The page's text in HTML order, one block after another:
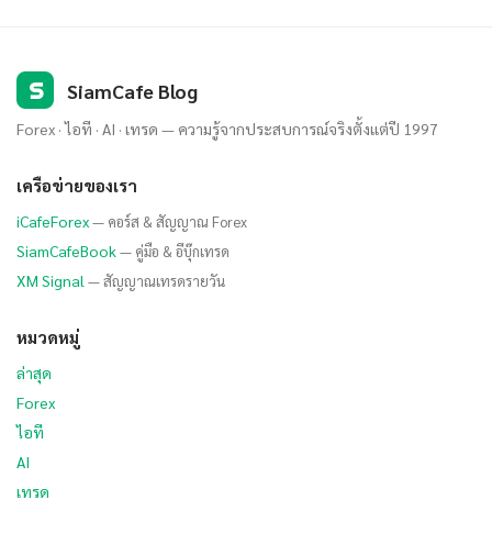
S SiamCafe Blog
Forex · ไอที · AI · เทรด — ความรู้จากประสบการณ์จริงตั้งแต่ปี 1997
เครือข่ายของเรา
iCafeForex— คอร์ส & สัญญาณ Forex
SiamCafeBook— คู่มือ & อีบุ๊กเทรด
XM Signal — สัญญาณเทรดรายวัน
หมวดหมู่
ล่าสุด
Forex
ไอที
AI
เทรด